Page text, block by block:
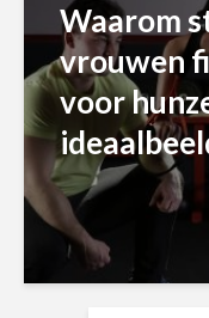
Waarom
vrouwen
voor